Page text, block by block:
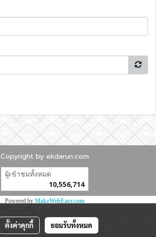
Copyright by ekdarun.com
ผู้เข้าชมทั้งหมด
10,556,714
Powered by MakeWebEasy.com
ตั้งค่าคุกกี้ ยอมรับทั้งหมด